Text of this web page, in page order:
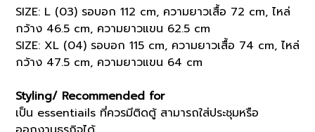
SIZE: L (03) รอบอก 112 cm, ความยาวเสื้อ 72 cm, ไหล่
กว้าง 46.5 cm, ความยาวแขน 62.5 cm
SIZE: XL (04) รอบอก 115 cm, ความยาวเสื้อ 74 cm, ไหล่
กว้าง 47.5 cm, ความยาวแขน 64 cm
Styling/ Recommended for
เป็น essentiails ที่ควรมีติดตู้ สามารถใส่ประชุมหรือ